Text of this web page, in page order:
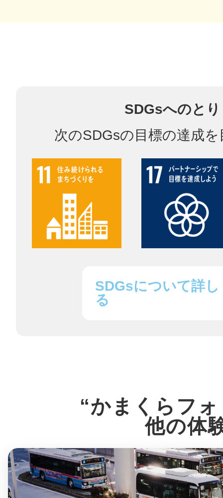
SDGsへのと
次のSDGsの目標の達成
SDGsについて詳し
る
“かまくらフ
他の体
相模原
渋谷区
八女
滋賀県